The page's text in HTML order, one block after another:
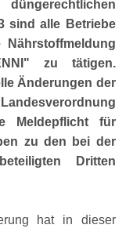
sind alle Betriebe
Nährstoffmeldung
zu tätigen.
Änderungen der
Meldepflicht für
zu den bei der
Dritten
hat in dieser